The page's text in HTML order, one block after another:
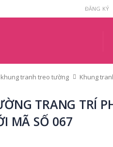
ĐĂNG KÝ
khung tranh treo tường Khung
TRANG TRÍ
MÃ SỐ 067